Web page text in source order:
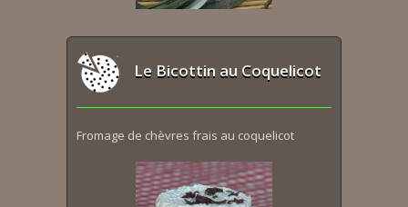
Le Bicottin au Coquelicot
Fromage de chèvres frais au coquelicot